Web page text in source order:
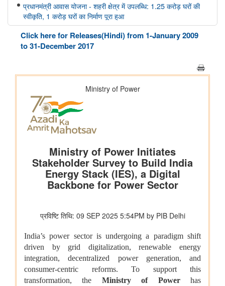
प्रधानमंत्री आवास योजना - शहरी क्षेत्र में उपलब्धि: 1.25 करोड़ घरों की
स्वीकृति, 1 करोड़ घरों का निर्माण पूरा हुआ
नवीन एवं नवीकरणीय ऊर्जा मंत्रालय
विज्ञान एवं प्रौद्योगिकी मंत्रालय
डॉ. जितेंद्र सिंह के अनुसार, भारत अगली औद्योगिक क्रांति में एक महत्वपूर्ण
भूमिका निभाएगा, जो जैव प्रौद्योगिकी और एआई पर आधारित होगी
सामाजिक न्‍याय एवं अधिकारिता मंत्रालय
पिछले तीन वित्त वर्षों के दौरान कर्नाटक में अनुसूचित जाति के विद्यार्थियों के
लिए पोस्ट-मैट्रिक छात्रवृत्ति के अंतर्गत 1,178.20 करोड़ रुपये की केंद्रीय
हिस्सेदारी जारी
आर्थिक बाधाओं से लेकर शैक्षिक आकांक्षाओं तक: छात्रवृत्ति सहायता ने गणेश
वित्तीय बाधाओं से लेकर शैक्षिक आकांक्षाओं तक: अनु प्रिया को बी.टेक की
वित्तीय बाधाओं से लेकर तकनीकी आकांक्षाओं तक: यारा महेश को बी.टेक की
पढ़ाई पूरी करने में छात्रवृत्ति सहायता ने कैसे मदद की
युवा कार्यक्रम एवं खेल मंत्रालय
Click here for Releases(Hindi) from 1-January 2009
to 31-December 2017